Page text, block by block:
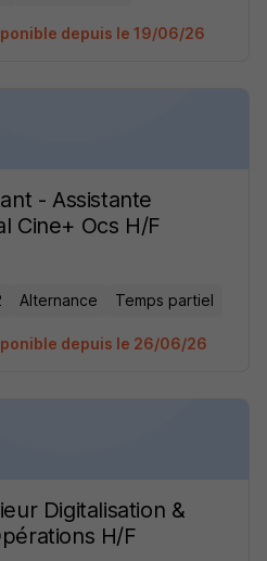
depuis le 19/06/26
- Assistante
Cine+ Ocs H/F
Alternance Temps partiel
depuis le 26/06/26
Digitalisation &
H/F